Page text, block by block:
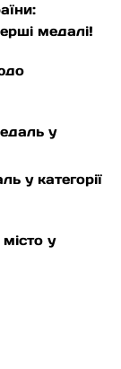
медалі!
у
у категорії
у